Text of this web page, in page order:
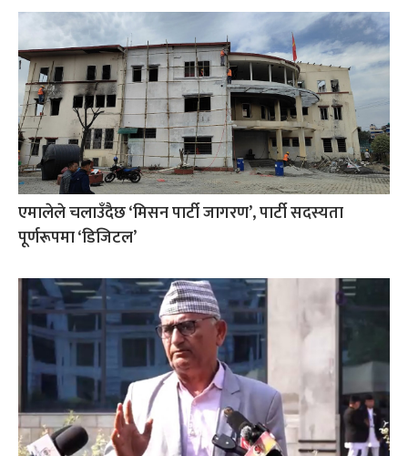
एमालेले चलाउँदैछ ‘मिसन पार्टी जागरण’, पार्टी सदस्यता
पूर्णरूपमा ‘डिजिटल’